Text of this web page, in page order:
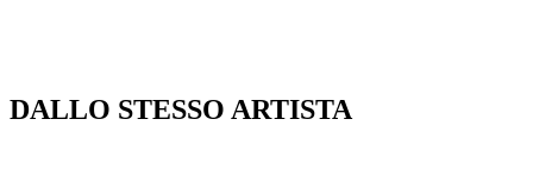
DALLO STESSO ARTISTA